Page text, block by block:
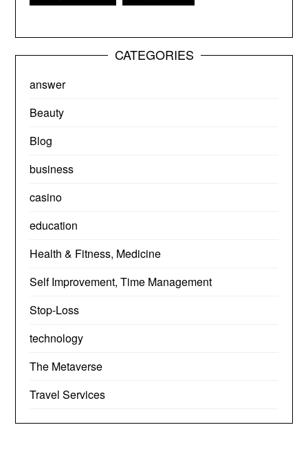
CATEGORIES
answer
Beauty
Blog
business
casino
education
Health & Fitness, Medicine
Self Improvement, Time Management
Stop-Loss
technology
The Metaverse
Travel Services